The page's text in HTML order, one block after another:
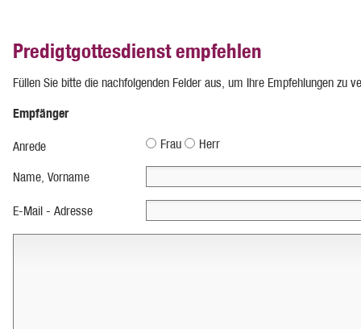
Predigtgottesdienst empfehlen
Füllen Sie bitte die nachfolgenden Felder aus, um Ihre Empfehlungen zu
Empfänger
Anrede Frau Herr
Name, Vorname
E-Mail - Adresse